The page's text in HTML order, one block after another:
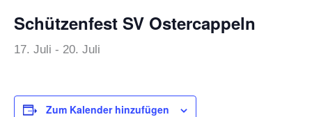
Schützenfest SV Ostercappeln
17. Juli - 20. Juli
Zum Kalender hinzufügen